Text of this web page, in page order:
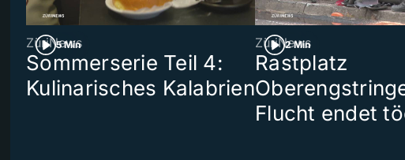
5 Min
ZüriNews
Sommerserie Teil 4:
Kulinarisches Kalabrien
2 Min
ZüriNews
Rastplatz
Flucht endet